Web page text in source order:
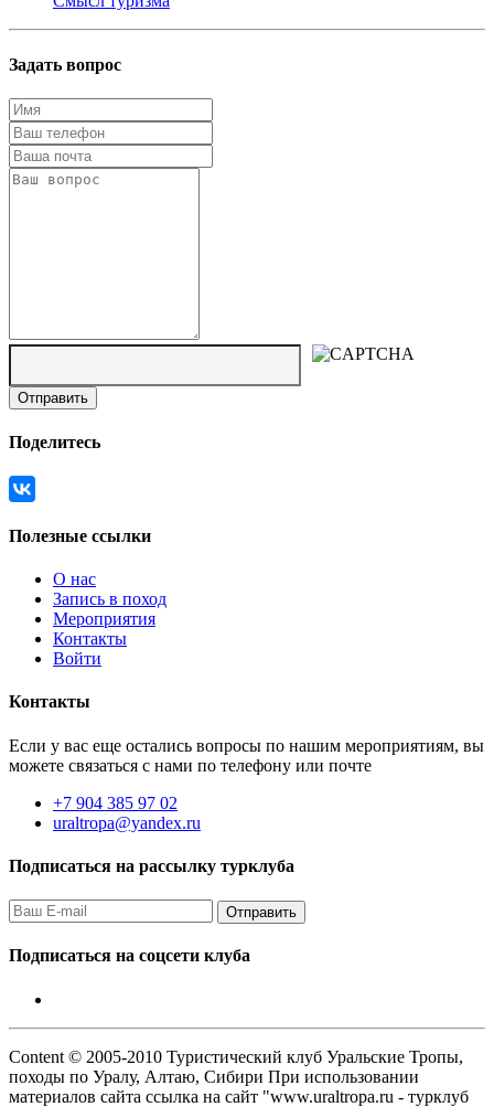
Задать вопрос
Поделитесь
Полезные ссылки
О нас
Запись в поход
Мероприятия
Контакты
Войти
Контакты
Если у вас еще остались вопросы по нашим мероприятиям, вы
можете связаться с нами по телефону или почте
+7 904 385 97 02
uraltropa@yandex.ru
Подписаться на рассылку турклуба
Подписаться на соцсети клуба
Content © 2005-2010 Туристический клуб Уральские Тропы,
походы по Уралу, Алтаю, Сибири При использовании
материалов сайта ссылка на сайт "www.uraltropa.ru - турклуб